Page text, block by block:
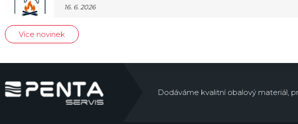
16. 6. 2026
Více novinek
Dodáváme kvalitní obalový materiál,